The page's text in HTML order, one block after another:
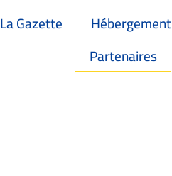
La Gazette Hébergement
Partenaires